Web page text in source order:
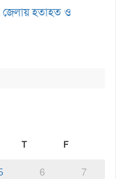
জেলায় হতাহত ও
T F
6
7